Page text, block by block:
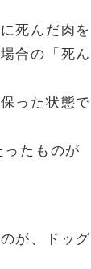
死んだ肉を
合の「死ん
った状態で
たものが
が、ドッグ